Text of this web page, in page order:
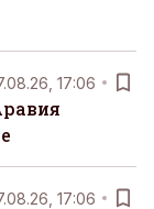
17:06
17:06